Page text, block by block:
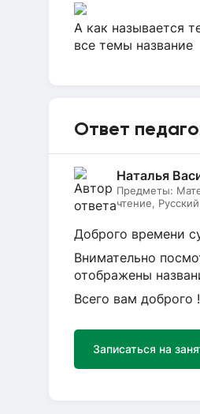
А как называется
все темы название
Ответ
Наталья
Предметы:
чтение,
Доброго времени
Внимательно
отображены
Всего вам доброго !
Записаться на